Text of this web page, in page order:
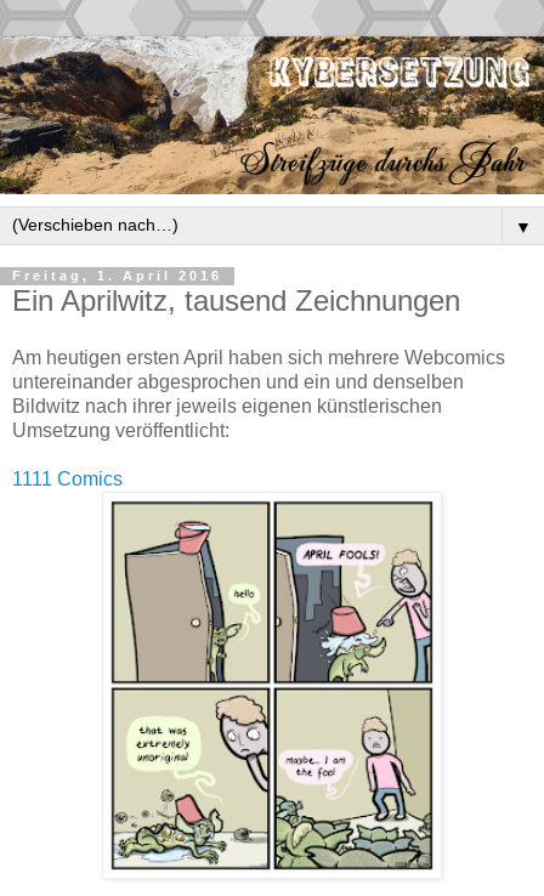
▼
Freitag, 1. April 2016
Ein Aprilwitz, tausend Zeichnungen
Am heutigen ersten April haben sich mehrere Webcomics
untereinander abgesprochen und ein und denselben
Bildwitz nach ihrer jeweils eigenen künstlerischen
Umsetzung veröffentlicht:
1111 Comics